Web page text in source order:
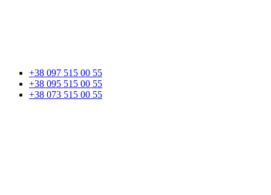
+38 097 515 00 55
+38 095 515 00 55
+38 073 515 00 55